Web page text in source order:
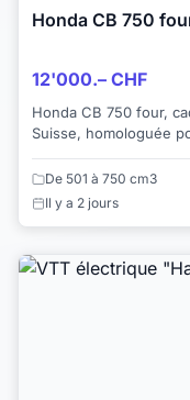
Honda CB 750
12'000.– CHF
Honda CB 750 four,
Suisse, homologuée
De 501 à 750 cm3
Il y a 2 jours